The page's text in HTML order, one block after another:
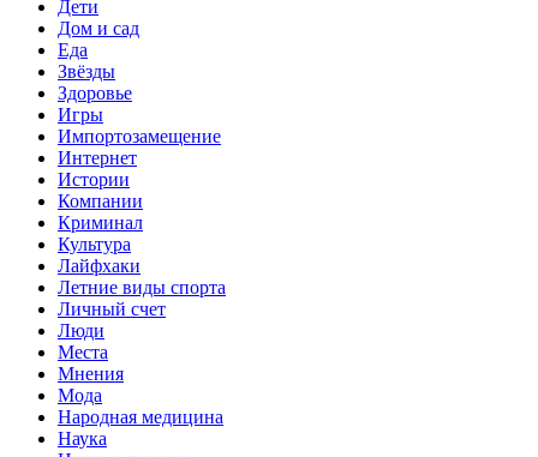
Дети
Дом и сад
Еда
Звёзды
Здоровье
Игры
Импортозамещение
Интернет
Истории
Компании
Криминал
Культура
Лайфхаки
Летние виды спорта
Личный счет
Люди
Места
Мнения
Мода
Народная медицина
Наука